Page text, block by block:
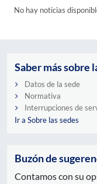
No hay noticias
Saber más sobre
Datos de la sede
Normativa
Interrupciones de
Ir a Sobre las sedes
Buzón de
Contamos con su